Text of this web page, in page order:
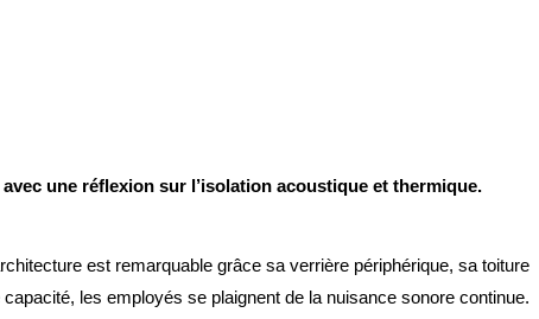
une réflexion sur l’isolation acoustique et thermique.
est remarquable grâce sa verrière périphérique, sa toiture
les employés se plaignent de la nuisance sonore continue.